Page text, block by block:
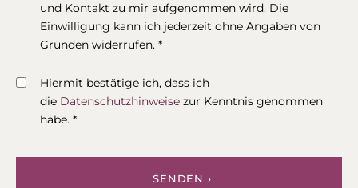
und Kontakt zu mir aufgenommen wird. Die
Einwilligung kann ich jederzeit ohne Angaben von
Gründen widerrufen. *
Hiermit bestätige ich, dass ich
die Datenschutzhinweise zur Kenntnis genommen
habe. *
SENDEN ›